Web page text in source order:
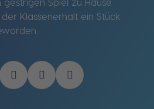
Klassenerhalt ein Stück